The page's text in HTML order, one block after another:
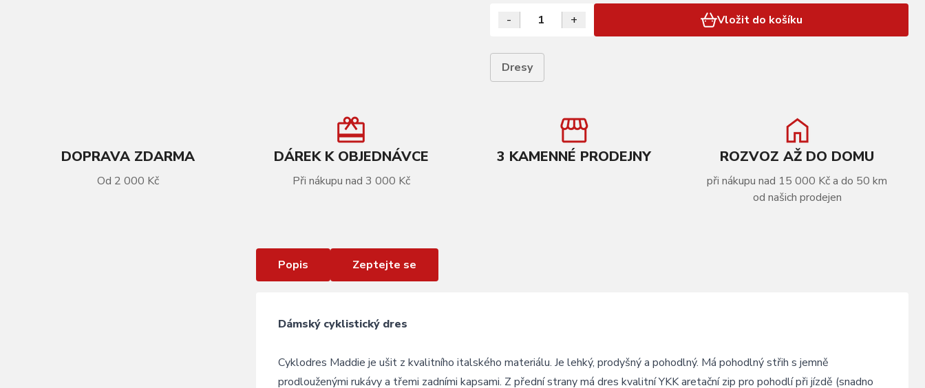
- + Vložit do košíku
Dresy
DOPRAVA ZDARMA
Od 2 000 Kč
DÁREK K OBJEDNÁVCE
Při nákupu nad 3 000 Kč
3 KAMENNÉ PRODEJNY ROZVOZ AŽ DO DOMU
při nákupu nad 15 000 Kč a do 50 km
od našich prodejen
VÍCE INFORMACÍ
Popis Zeptejte se
Dámský cyklistický dres
Cyklodres Maddie je ušit z kvalitního italského materiálu. Je lehký, prodyšný a pohodlný. Má pohodlný střih s jemně
prodlouženými rukávy a třemi zadními kapsami. Z přední strany má dres kvalitní YKK aretační zip pro pohodlí při jízdě (snadno